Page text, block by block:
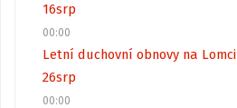
16srp
00:00
Letní duchovní obnovy na Lomci
26srp
00:00